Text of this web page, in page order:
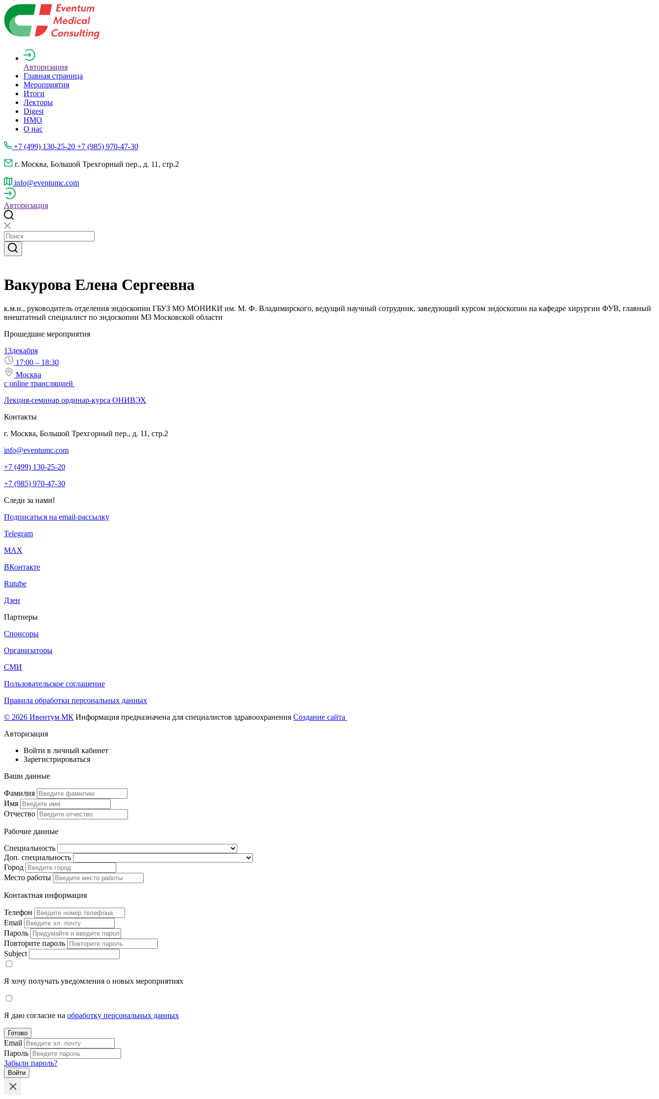
Авторизация
Главная страница
Мероприятия
Итоги
Лекторы
Digest
НМО
О нас
+7 (499) 130-25-20 +7 (985) 970-47-30
г. Москва, Большой Трехгорный пер., д. 11, стр.2
info@eventumc.com
Авторизация
Вакурова Елена Сергеевна
к.м.н., руководитель отделения эндоскопии ГБУЗ МО МОНИКИ им. М. Ф. Владимирского, ведущий научный сотрудник, заведующий курсом эндоскопии на кафедре хирургии ФУВ, главный
внештатный специалист по эндоскопии МЗ Московской области
Прошедшие мероприятия
13декабря
17:00 – 18:30
Москва
с online трансляцией
Лекция-семинар ординар-курса ОНИВЭХ
Контакты
г. Москва, Большой Трехгорный пер., д. 11, стр.2
info@eventumc.com
+7 (499) 130-25-20
+7 (985) 970-47-30
Следи за нами!
Подписаться на email-рассылку
Telegram
МАХ
ВКонтакте
Rutube
Дзен
Партнеры
Спонсоры
Организаторы
СМИ
Пользовательское соглашение
Правила обработки персональных данных
© 2026 Ивентум МК Информация предназначена для специалистов здравоохранения Создание сайта
Авторизация
Войти в личный кабинет
Зарегистрироваться
Ваши данные
Фамилия
Имя
Отчество
Рабочие данные
Специальность
Доп. специальность
Город
Место работы
Контактная информация
Телефон
Email
Пароль
Повторите пароль
Subject
Я хочу получать уведомления о новых мероприятиях
Я даю согласие на обработку персональных данных
Готово
Email
Пароль
Забыли пароль?
Войти